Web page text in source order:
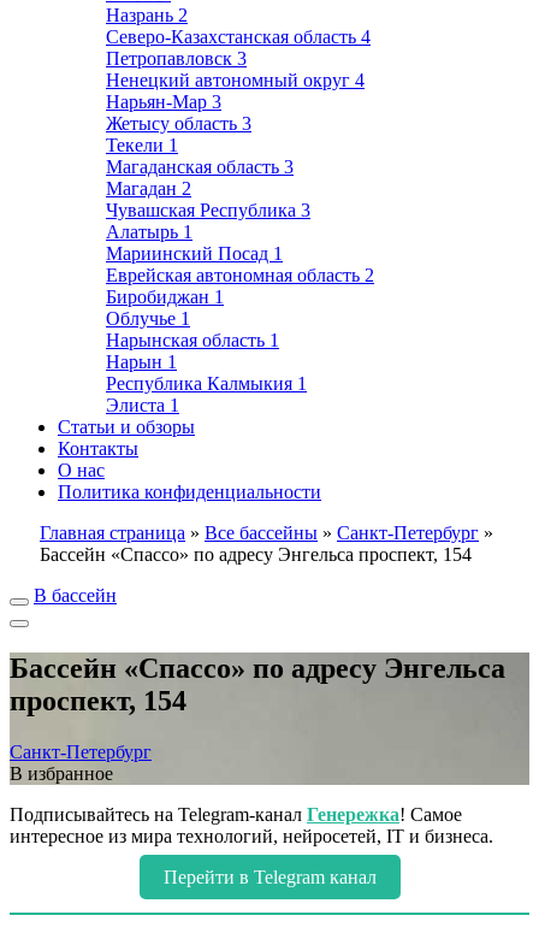
Назрань 2
Северо-Казахстанская область 4
Петропавловск 3
Ненецкий автономный округ 4
Нарьян-Мар 3
Жетысу область 3
Текели 1
Магаданская область 3
Магадан 2
Чувашская Республика 3
Алатырь 1
Мариинский Посад 1
Еврейская автономная область 2
Биробиджан 1
Облучье 1
Нарынская область 1
Нарын 1
Республика Калмыкия 1
Элиста 1
Статьи и обзоры
Контакты
О нас
Политика конфиденциальности
Главная страница » Все бассейны » Санкт-Петербург »
Бассейн «Спассо» по адресу Энгельса проспект, 154
В бассейн
Бассейн «Спассо» по адресу Энгельса
проспект, 154
Санкт-Петербург
В избранное
Подписывайтесь на Telegram-канал Генережка! Самое
интересное из мира технологий, нейросетей, IT и бизнеса.
Перейти в Telegram канал